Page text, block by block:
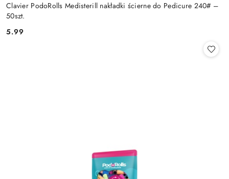
Clavier PodoRolls Medisterill nakładki ścierne do Pedicure 240# –
50szt.
Cena:
5.99